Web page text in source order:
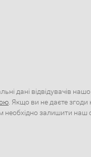
дані відвідувачів
. Якщо ви не даєте згоди
необхідно залишити наш